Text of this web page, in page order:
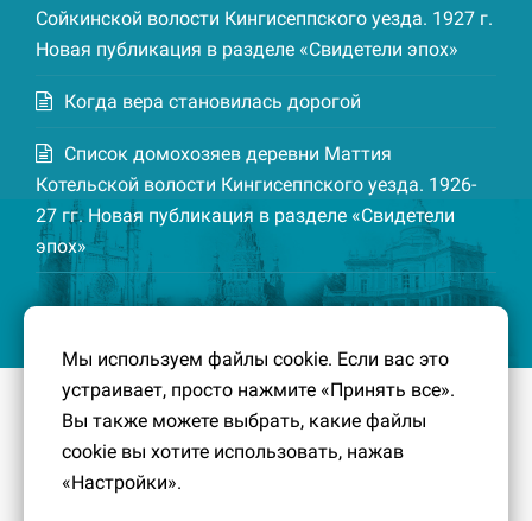
Сойкинской волости Кингисеппского уезда. 1927 г.
Новая публикация в разделе «Свидетели эпох»
Когда вера становилась дорогой
Список домохозяев деревни Маттия
Котельской волости Кингисеппского уезда. 1926-
27 гг. Новая публикация в разделе «Свидетели
эпох»
© 2016-2026 Южный берег Финского залива
малой Родины, без которого трудно представить себе
историко-культурный ландшафт Петербурга и
Ленинградской области.
Мы используем файлы cookie. Если вас это
устраивает, просто нажмите «Принять все».
Вы также можете выбрать, какие файлы
cookie вы хотите использовать, нажав
«Настройки».